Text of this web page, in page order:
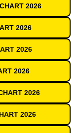
2026
2026
2026
2026
2026
2026